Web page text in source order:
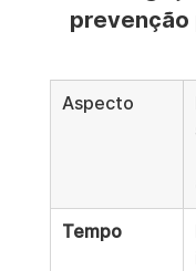
Aspecto
Tempo